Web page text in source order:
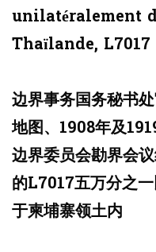
unilatéralement
Thaïlande,
边界事务国务秘书
地图、1908年及
边界委员会勘界会
的L7017五万分之
于柬埔寨领土内